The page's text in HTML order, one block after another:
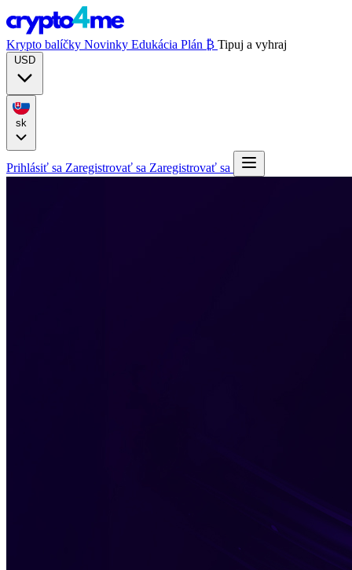
Krypto balíčky Novinky Edukácia Plán ₿ Tipuj a vyhraj
Prihlásiť sa Zaregistrovať sa Zaregistrovať sa